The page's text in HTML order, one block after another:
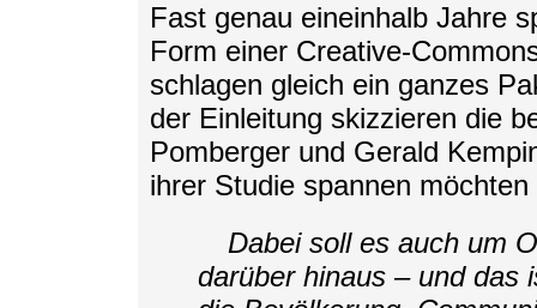
Fast genau eineinhalb Jahre
Form einer Creative-
schlagen gleich ein ganzes
der Einleitung skizzieren die
Pomberger und Gerald
ihrer Studie spannen
Dabei soll es auch um
darüber hinaus – und das